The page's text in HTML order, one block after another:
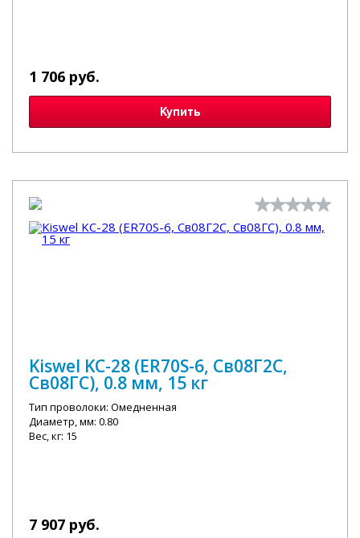
1 706 руб.
Купить
Kiswel KC-28 (ER70S-6, Св08Г2С,
Св08ГС), 0.8 мм, 15 кг
Тип проволоки: Омедненная
Диаметр, мм: 0.80
Вес, кг: 15
7 907 руб.